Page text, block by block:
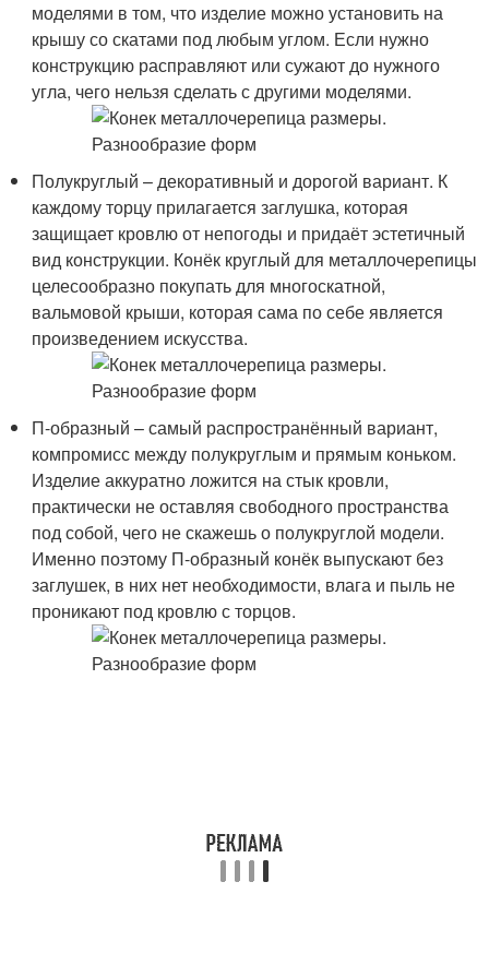
моделями в том, что изделие можно установить на
крышу со скатами под любым углом. Если нужно
конструкцию расправляют или сужают до нужного
угла, чего нельзя сделать с другими моделями.
Полукруглый – декоративный и дорогой вариант. К
каждому торцу прилагается заглушка, которая
защищает кровлю от непогоды и придаёт эстетичный
вид конструкции. Конёк круглый для металлочерепицы
целесообразно покупать для многоскатной,
вальмовой крыши, которая сама по себе является
произведением искусства.
П-образный – самый распространённый вариант,
компромисс между полукруглым и прямым коньком.
Изделие аккуратно ложится на стык кровли,
практически не оставляя свободного пространства
под собой, чего не скажешь о полукруглой модели.
Именно поэтому П-образный конёк выпускают без
заглушек, в них нет необходимости, влага и пыль не
проникают под кровлю с торцов.